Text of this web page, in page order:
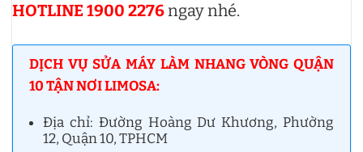
HOTLINE 1900 2276ngay nhé.
DỊCH VỤ SỬA MÁY LÀM NHANG VÒNG QUẬN
10 TẬN NƠI LIMOSA:
Địa chỉ: Đường Hoàng Dư Khương, Phường
12, Quận 10, TPHCM